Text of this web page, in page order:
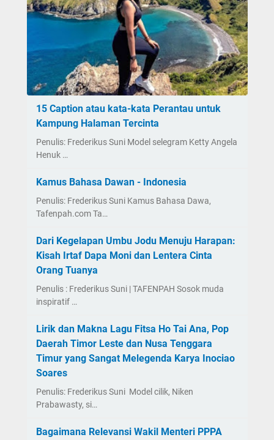
15 Caption atau kata-kata Perantau untuk
Kampung Halaman Tercinta
Penulis: Frederikus Suni Model selegram Ketty Angela
Henuk …
Kamus Bahasa Dawan - Indonesia
Penulis: Frederikus Suni Kamus Bahasa Dawa,
Tafenpah.com Ta…
Dari Kegelapan Umbu Jodu Menuju Harapan:
Kisah Irtaf Dapa Moni dan Lentera Cinta
Orang Tuanya
Penulis : Frederikus Suni | TAFENPAH Sosok muda
inspiratif …
Lirik dan Makna Lagu Fitsa Ho Tai Ana, Pop
Daerah Timor Leste dan Nusa Tenggara
Timur yang Sangat Melegenda Karya Inociao
Soares
Penulis: Frederikus Suni Model cilik, Niken
Prabawasty, si…
Bagaimana Relevansi Wakil Menteri PPPA